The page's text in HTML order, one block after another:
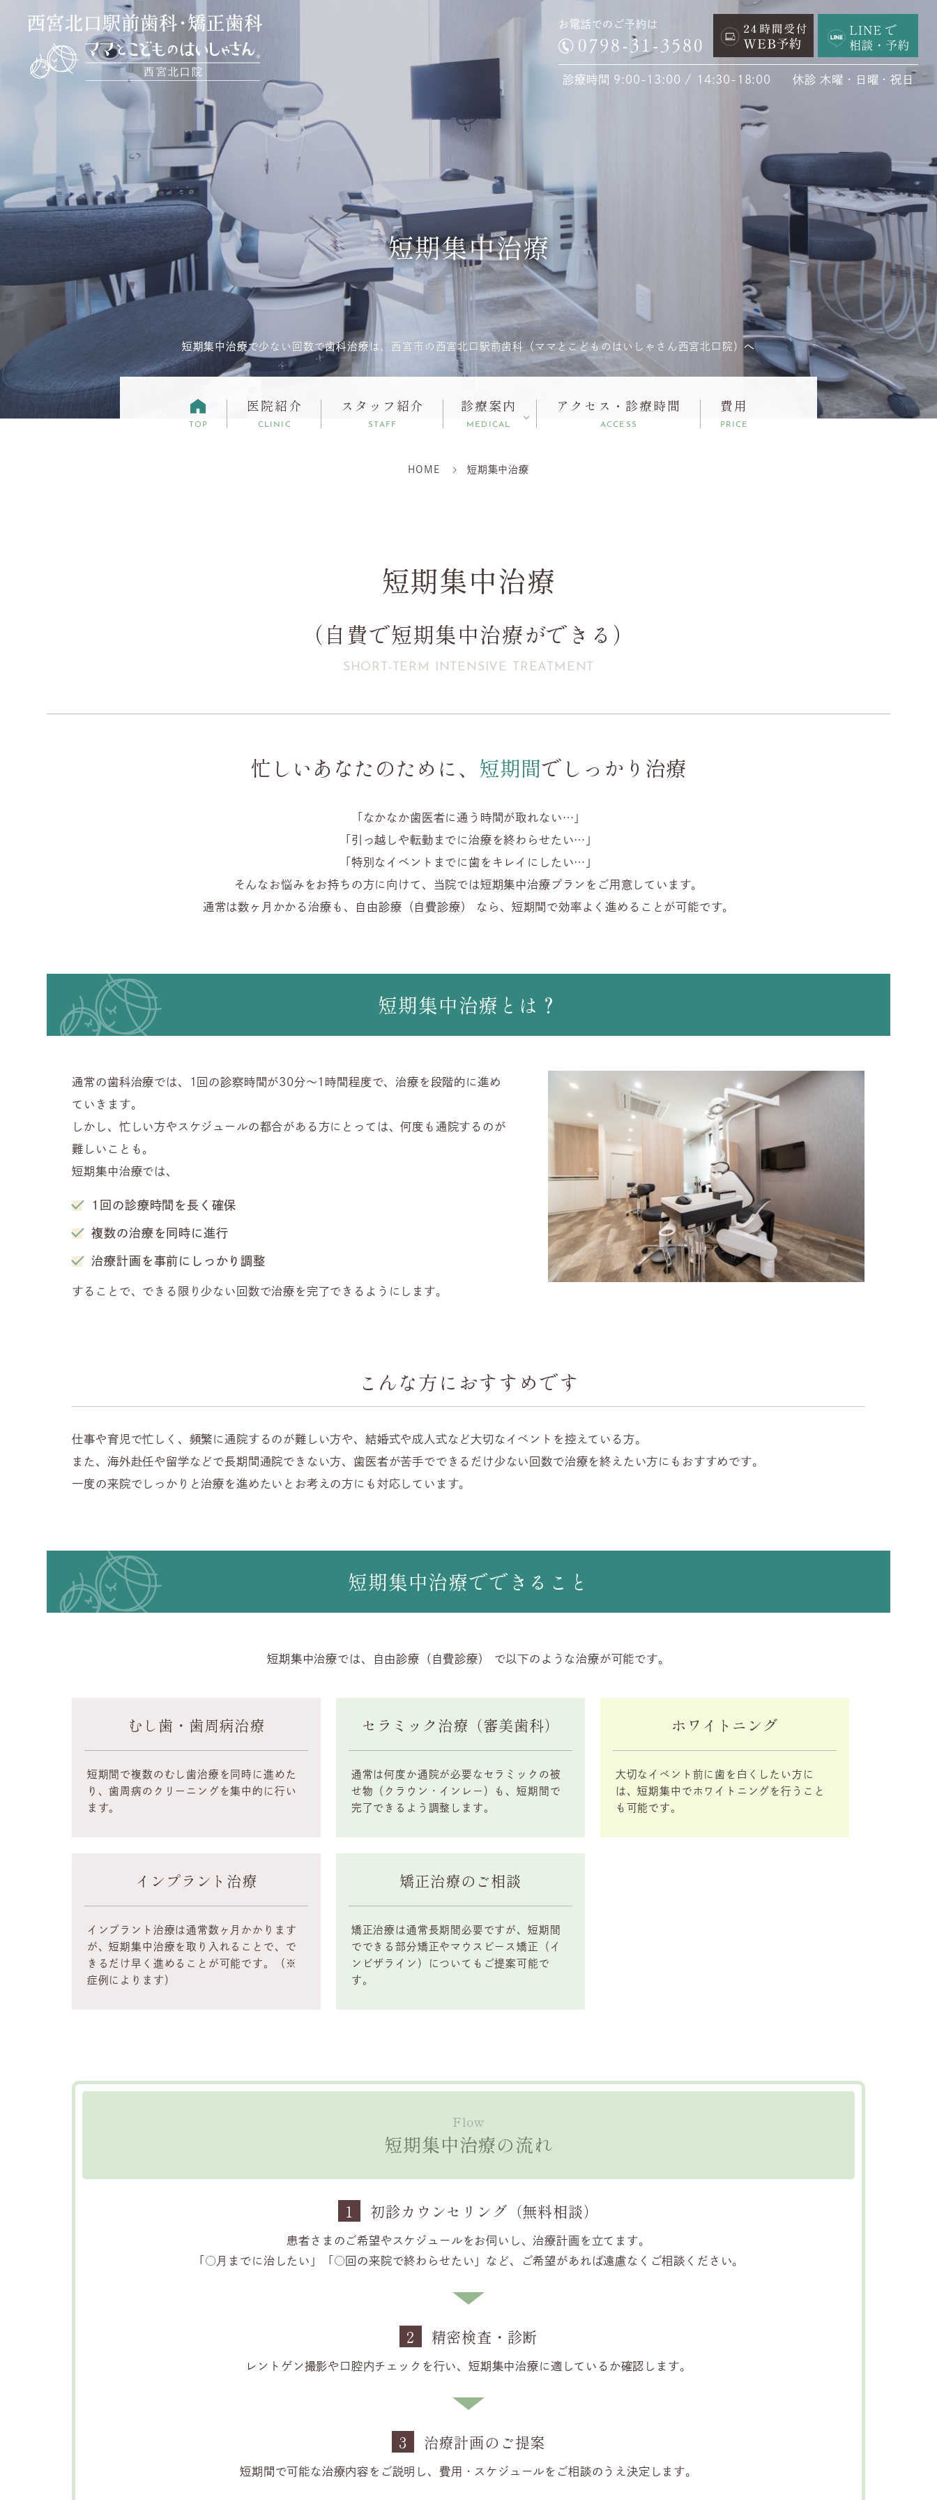
お電話でのご予約は
診療時間 9:00-13:00 / 14:30-18:00 休診 木曜・日曜・祝日
短期集中治療
短期集中治療で少ない回数で歯科治療は、西宮市の西宮北口駅前歯科（ママとこどものはいしゃさん西宮北口院）へ
TOP
医院紹介
CLINIC
スタッフ紹介
STAFF
診療案内
MEDICAL
アクセス・診療時間
ACCESS
費用
PRICE
HOME 短期集中治療
短期集中治療
（自費で短期集中治療ができる）
SHORT-TERM INTENSIVE TREATMENT
忙しいあなたのために、 短期間でしっかり治療
「なかなか歯医者に通う時間が取れない…」
「引っ越しや転勤までに治療を終わらせたい…」
「特別なイベントまでに歯をキレイにしたい…」
そんなお悩みをお持ちの方に向けて、当院では短期集中治療プランをご用意しています。
通常は数ヶ月かかる治療も、自由診療（自費診療） なら、短期間で効率よく進めることが可能です。
短期集中治療とは？
通常の歯科治療では、1回の診察時間が30分～1時間程度で、治療を段階的に進め
ていきます。
しかし、忙しい方やスケジュールの都合がある方にとっては、何度も通院するのが
難しいことも。
短期集中治療では、
1回の診療時間を長く確保
複数の治療を同時に進行
治療計画を事前にしっかり調整
することで、できる限り少ない回数で治療を完了できるようにします。
こんな方におすすめです
仕事や育児で忙しく、頻繁に通院するのが難しい方や、結婚式や成人式など大切なイベントを控えている方。
また、海外赴任や留学などで長期間通院できない方、歯医者が苦手でできるだけ少ない回数で治療を終えたい方にもおすすめです。
一度の来院でしっかりと治療を進めたいとお考えの方にも対応しています。
短期集中治療でできること
短期集中治療では、自由診療（自費診療） で以下のような治療が可能です。
むし歯・歯周病治療
短期間で複数のむし歯治療を同時に進めた
り、歯周病のクリーニングを集中的に行い
ます。
セラミック治療（審美歯科）
通常は何度か通院が必要なセラミックの被
せ物（クラウン・インレー）も、短期間で
完了できるよう調整します。
ホワイトニング
大切なイベント前に歯を白くしたい方に
は、短期集中でホワイトニングを行うこと
も可能です。
インプラント治療
インプラント治療は通常数ヶ月かかります
が、短期集中治療を取り入れることで、で
きるだけ早く進めることが可能です。（※
症例によります）
矯正治療のご相談
矯正治療は通常長期間必要ですが、短期間
でできる部分矯正やマウスピース矯正（イ
ンビザライン）についてもご提案可能で
す。
Flow
短期集中治療の流れ
1 初診カウンセリング（無料相談）
患者さまのご希望やスケジュールをお伺いし、治療計画を立てます。
「○月までに治したい」「○回の来院で終わらせたい」など、ご希望があれば遠慮なくご相談ください。
2 精密検査・診断
レントゲン撮影や口腔内チェックを行い、短期集中治療に適しているか確認します。
3 治療計画のご提案
短期間で可能な治療内容をご説明し、費用・スケジュールをご相談のうえ決定します。